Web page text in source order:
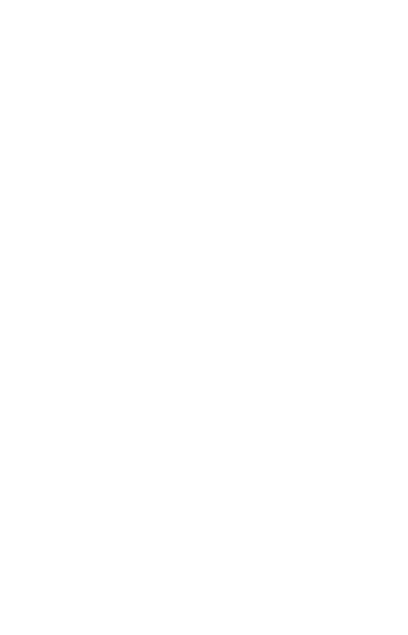
)を提供させていただ
とをご了承ください。
に基づき作成されるも
ることをご了承くださ
ロン制御機器販売店・
しないようお願いしま
バーズにご登録され
よび当社の共同利用者
の範囲」に記載されて
ル類(PBDE) 1000ppm以下、
以下、フタル酸ジブチ
ものではありません。
、2022年1月12日よ
テル類) : 1000ppm、
ジル) : 1000ppm、
及ぼさない年数を意
よう必要な手段を講じ
並びにこれらの製造装
三者に通知します。
場合は、取り引きをい
当のオムロン制御